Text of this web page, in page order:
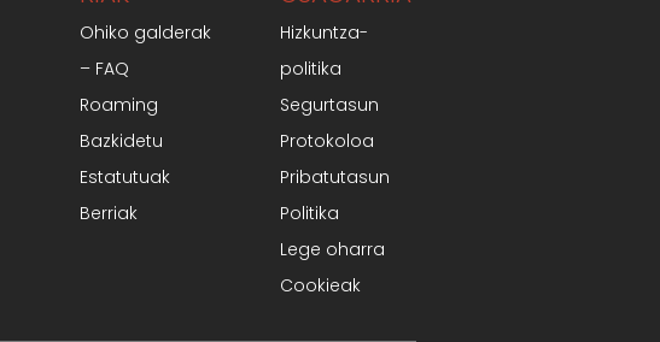
Ohiko galderak
– FAQ
Roaming
Bazkidetu
Estatutuak
Berriak
Hizkuntza-
politika
Segurtasun
Protokoloa
Pribatutasun
Politika
Lege oharra
Cookieak